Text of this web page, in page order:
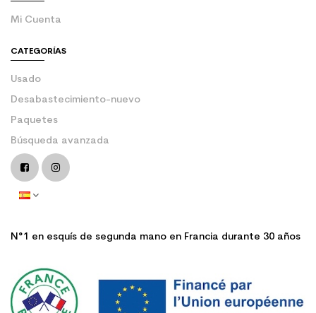
Mi Cuenta
CATEGORÍAS
Usado
Desabastecimiento-nuevo
Paquetes
Búsqueda avanzada
N°1 en esquís de segunda mano en Francia durante 30 años